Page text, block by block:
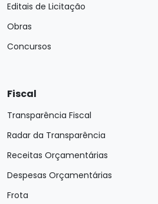
Editais de Licitação
Obras
Concursos
Fiscal
Transparência Fiscal
Radar da Transparência
Receitas Orçamentárias
Despesas Orçamentárias
Frota